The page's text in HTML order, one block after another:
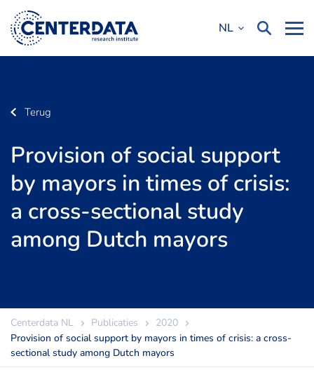
NL
Terug
Provision of social support
by mayors in times of crisis:
a cross-sectional study
among Dutch mayors
Centerdata NL Publicaties
2020
Provision of social support by mayors in times of crisis: a cross-
sectional study among Dutch mayors